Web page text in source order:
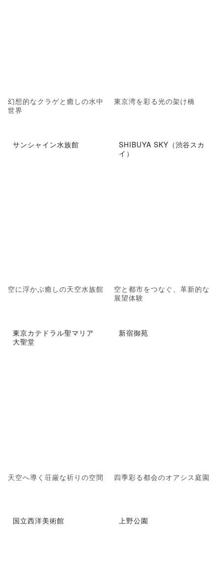
幻想的なクラゲと癒しの水中
世界
東京湾を彩る光の架け橋
サンシャイン水族館
空に浮かぶ癒しの天空水族館
SHIBUYA SKY（渋谷スカ
イ）
空と都市をつなぐ、革新的な
展望体験
東京カテドラル聖マリア
大聖堂
天空へ導く荘厳な祈りの空間
新宿御苑
四季彩る都会のオアシス庭園
国立西洋美術館 上野公園